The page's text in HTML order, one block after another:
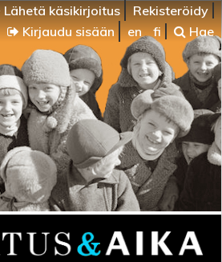
Lähetä käsikirjoitus
Rekisteröidy
Kirjaudu sisään
en fi Hae